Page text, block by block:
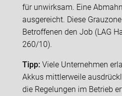
für unwirksam. Eine
ausgereicht. Diese
Betroffenen den Job (LAG
260/10).
Tipp: Viele Unternehmen
Akkus mittlerweile
die Regelungen im Betrieb